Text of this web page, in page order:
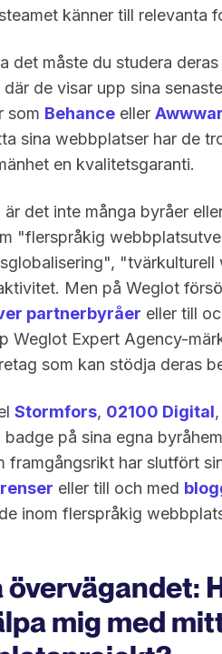
känner till relevanta
det måste du studera
de visar upp sina
som Behance eller
sina webbplatser har de
en kvalitetsgaranti.
är det inte många byråer
"flerspråkig
"tvärkulturell
Men på Weglot
partnerbyråer eller till
Weglot Expert Agency-
som kan stödja deras
Stormfors, 02100 Digital,
badge på sina egna
framgångsrikt har slutfört
eller till och med
inom flerspråkig
övervägandet:
mig med